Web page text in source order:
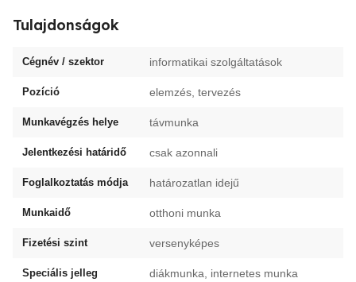
Tulajdonságok
Cégnév / szektor informatikai szolgáltatások
Pozíció elemzés, tervezés
Munkavégzés helye távmunka
Jelentkezési határidő csak azonnali
Foglalkoztatás módja határozatlan idejű
Munkaidő otthoni munka
Fizetési szint versenyképes
Speciális jelleg diákmunka, internetes munka